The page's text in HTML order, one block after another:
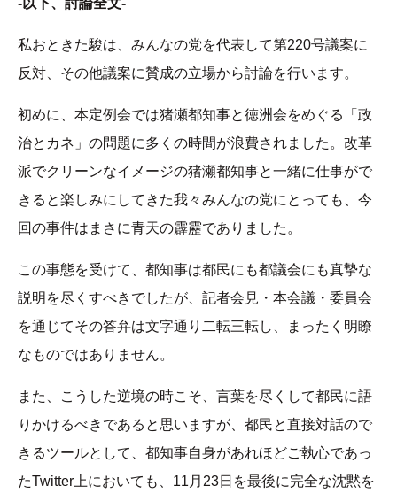
-以下、討論全文-
私おときた駿は、みんなの党を代表して第220号議案に
反対、その他議案に賛成の立場から討論を行います。
初めに、本定例会では猪瀬都知事と徳洲会をめぐる「政
治とカネ」の問題に多くの時間が浪費されました。改革
派でクリーンなイメージの猪瀬都知事と一緒に仕事がで
きると楽しみにしてきた我々みんなの党にとっても、今
回の事件はまさに青天の霹靂でありました。
この事態を受けて、都知事は都民にも都議会にも真摯な
説明を尽くすべきでしたが、記者会見・本会議・委員会
を通じてその答弁は文字通り二転三転し、まったく明瞭
なものではありません。
また、こうした逆境の時こそ、言葉を尽くして都民に語
りかけるべきであると思いますが、都民と直接対話ので
きるツールとして、都知事自身があれほどご執心であっ
たTwitter上においても、11月23日を最後に完全な沈黙を